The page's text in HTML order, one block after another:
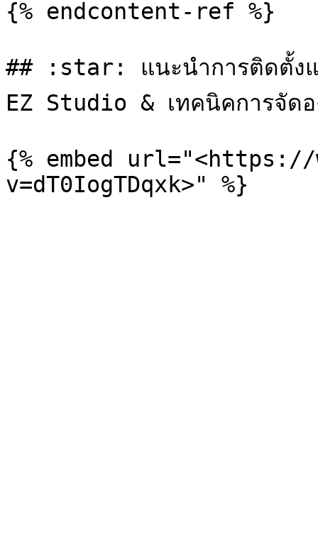
{% endcontent-ref %}
## :star: แนะนำการติดตั้งแ
EZ Studio & เทคนิคการจัดอ
{% embed url="<https://